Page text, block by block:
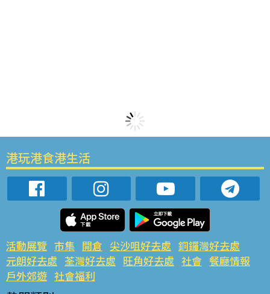
港玩港食港生活
活動展覽 市集 開倉 尖沙咀好去處 銅鑼灣好去處
元朗好去處 荃灣好去處 旺角好去處 社會 餐廳情報
戶外郊遊 社會福利